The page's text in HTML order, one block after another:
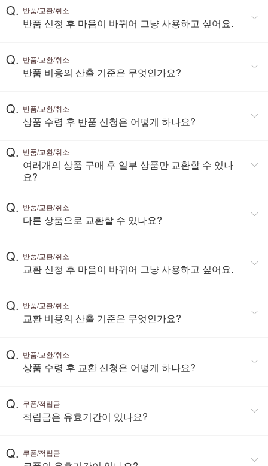
Q. 반품/교환/취소
반품 신청 후 마음이 바뀌어 그냥 사용하고 싶어요.
Q. 반품/교환/취소
반품 비용의 산출 기준은 무엇인가요?
Q. 반품/교환/취소
상품 수령 후 반품 신청은 어떻게 하나요?
Q. 반품/교환/취소
여러개의 상품 구매 후 일부 상품만 교환할 수 있나
요?
Q. 반품/교환/취소
다른 상품으로 교환할 수 있나요?
Q. 반품/교환/취소
교환 신청 후 마음이 바뀌어 그냥 사용하고 싶어요.
Q. 반품/교환/취소
교환 비용의 산출 기준은 무엇인가요?
Q. 반품/교환/취소
상품 수령 후 교환 신청은 어떻게 하나요?
Q. 쿠폰/적립금
적립금은 유효기간이 있나요?
Q. 쿠폰/적립금